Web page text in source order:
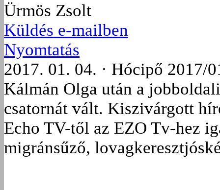
Ürmös Zsolt
Küldés e-mailben
Nyomtatás
2017. 01. 04. · Hócipő 2017/
Kálmán Olga után a
csatornát vált. Kiszivárgott
Echo TV-től az EZO Tv-hez
migránsűző,